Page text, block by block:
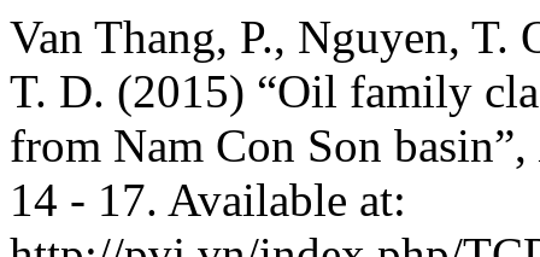
Van Thang, P., Nguyen, T.
T. D. (2015) “Oil family
from Nam Con Son basin”,
14 - 17. Available at: